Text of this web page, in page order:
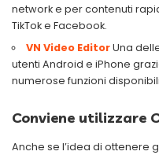
network e per contenuti
TikTok e Facebook.
VN Video EditorUna
utenti Android e iPhone
numerose funzioni
Conviene utilizzare
Anche se l’idea di ottenere